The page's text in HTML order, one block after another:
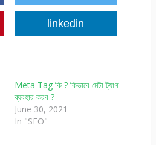
linkedin
Meta Tag কি ? কিভাবে মেটা ট্যাগ
ব্যবহার করব ?
June 30, 2021
In "SEO"